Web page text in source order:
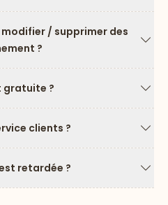
/ supprimer des
?
gratuite ?
clients ?
retardée ?